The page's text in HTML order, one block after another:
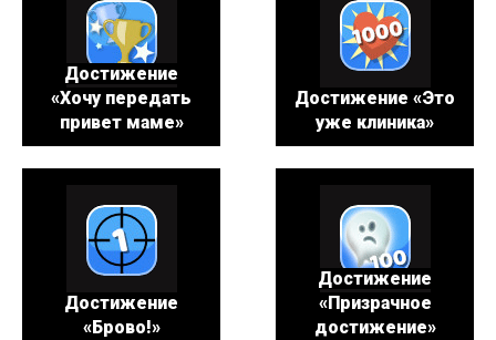
Достижение
«Хочу передать
привет маме»
Достижение «Это
уже клиника»
Достижение
«Брово!»
Достижение
«Призрачное
достижение»